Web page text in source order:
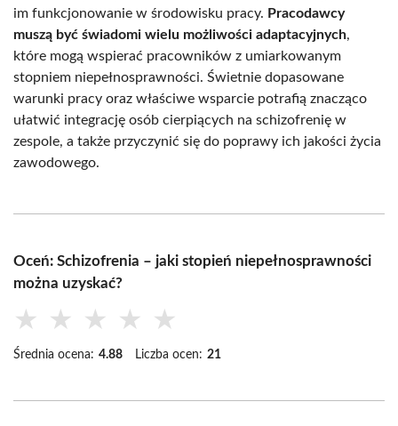
im funkcjonowanie w środowisku pracy. Pracodawcy
muszą być świadomi wielu możliwości adaptacyjnych,
które mogą wspierać pracowników z umiarkowanym
stopniem niepełnosprawności. Świetnie dopasowane
warunki pracy oraz właściwe wsparcie potrafią znacząco
ułatwić integrację osób cierpiących na schizofrenię w
zespole, a także przyczynić się do poprawy ich jakości życia
zawodowego.
Oceń: Schizofrenia – jaki stopień niepełnosprawności
można uzyskać?
★ ★ ★ ★ ★
Średnia ocena: 4.88 Liczba ocen: 21